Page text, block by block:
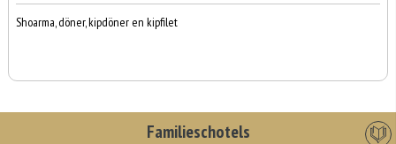
Shoarma, döner, kipdöner en kipfilet
Familieschotels